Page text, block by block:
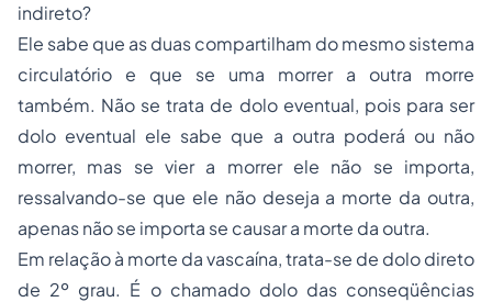
indireto?
Ele sabe que as duas compartilham do mesmo sistema
circulatório e que se uma morrer a outra morre
também. Não se trata de dolo eventual, pois para ser
dolo eventual ele sabe que a outra poderá ou não
morrer, mas se vier a morrer ele não se importa,
ressalvando-se que ele não deseja a morte da outra,
apenas não se importa se causar a morte da outra.
Em relação à morte da vascaína, trata-se de dolo direto
de 2º grau. É o chamado dolo das conseqüências